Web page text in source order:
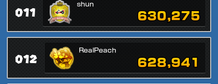
011
shun
630,275
012
RealPeach
628,941